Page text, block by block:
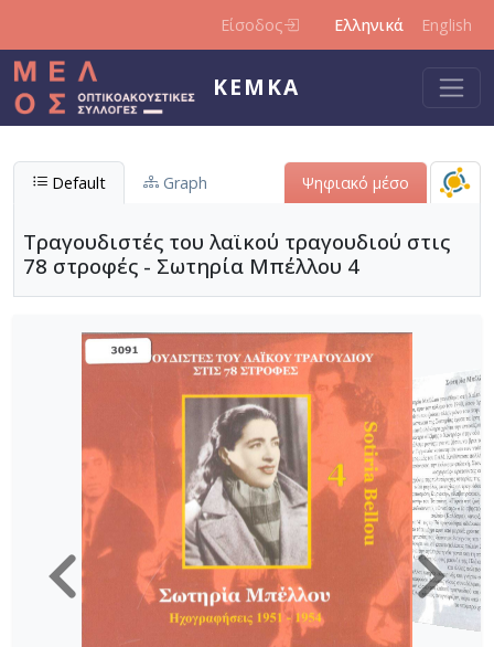
Είσοδος Ελληνικά English
ΚΕΜΚΑ
Default Graph Ψηφιακό μέσο
Τραγουδιστές του λαϊκού τραγουδιού στις
78 στροφές - Σωτηρία Μπέλλου 4